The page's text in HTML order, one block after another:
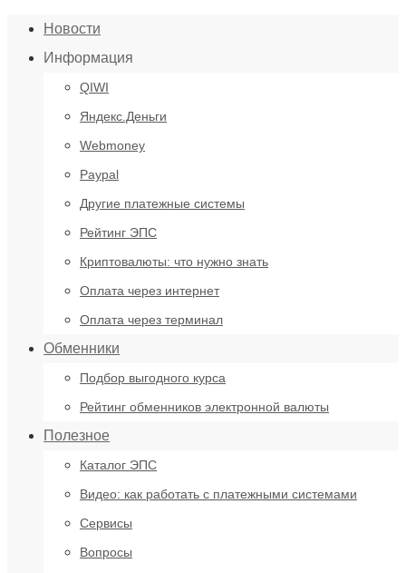
Новости
Информация
QIWI
Яндекс.Деньги
Webmoney
Paypal
Другие платежные системы
Рейтинг ЭПС
Криптовалюты: что нужно знать
Оплата через интернет
Оплата через терминал
Обменники
Подбор выгодного курса
Рейтинг обменников электронной валюты
Полезное
Каталог ЭПС
Видео: как работать с платежными системами
Сервисы
Вопросы